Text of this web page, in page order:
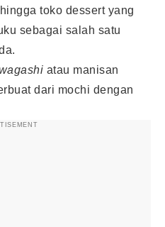
toko dessert yang
sebagai salah satu
atau manisan
dari mochi dengan